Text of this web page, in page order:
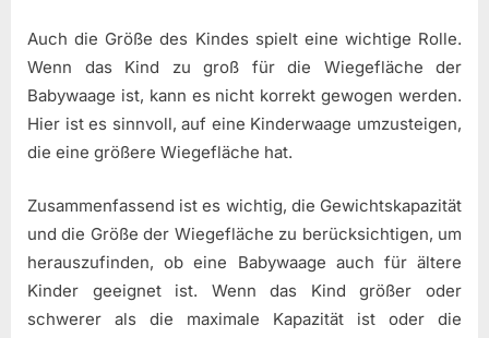
Auch die Größe des Kindes spielt eine wichtige Rolle.
Wenn das Kind zu groß für die Wiegefläche der
Babywaage ist, kann es nicht korrekt gewogen werden.
Hier ist es sinnvoll, auf eine Kinderwaage umzusteigen,
die eine größere Wiegefläche hat.
Zusammenfassend ist es wichtig, die Gewichtskapazität
und die Größe der Wiegefläche zu berücksichtigen, um
herauszufinden, ob eine Babywaage auch für ältere
Kinder geeignet ist. Wenn das Kind größer oder
schwerer als die maximale Kapazität ist oder die